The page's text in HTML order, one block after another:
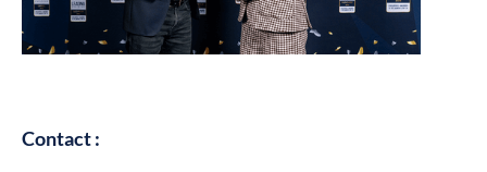
Contact :